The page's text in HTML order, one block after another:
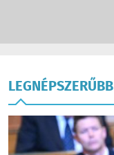
LEGNÉPSZERŰBB